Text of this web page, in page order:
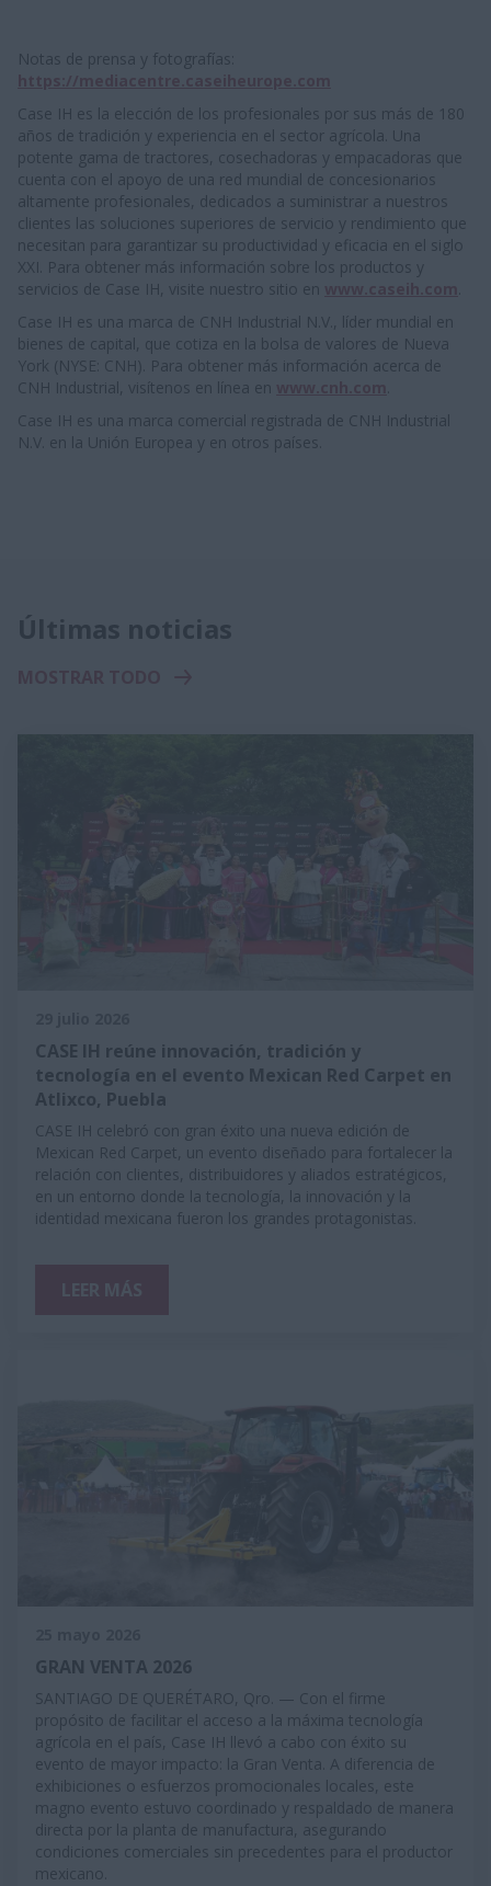
Notas de prensa y fotografías:
Case IH es la elección de los profesionales por sus más de 180
años de tradición y experiencia en el sector agrícola. Una
potente gama de tractores, cosechadoras y empacadoras que
cuenta con el apoyo de una red mundial de concesionarios
altamente profesionales, dedicados a suministrar a nuestros
clientes las soluciones superiores de servicio y rendimiento que
necesitan para garantizar su productividad y eficacia en el siglo
XXI. Para obtener más información sobre los productos y
servicios de Case IH, visite nuestro sitio en
Case IH es una marca de CNH Industrial N.V., líder mundial en
bienes de capital, que cotiza en la bolsa de valores de Nueva
York (NYSE: CNH). Para obtener más información acerca de
CNH Industrial, visítenos en línea en
Case IH es una marca comercial registrada de CNH Industrial
N.V. en la Unión Europea y en otros países.
Últimas noticias
CASE IH reúne innovación, tradición y
tecnología en el evento Mexican Red Carpet en
Atlixco, Puebla
CASE IH celebró con gran éxito una nueva edición de
Mexican Red Carpet, un evento diseñado para fortalecer la
relación con clientes, distribuidores y aliados estratégicos,
en un entorno donde la tecnología, la innovación y la
identidad mexicana fueron los grandes protagonistas.
GRAN VENTA 2026
SANTIAGO DE QUERÉTARO, Qro. — Con el firme
propósito de facilitar el acceso a la máxima tecnología
agrícola en el país, Case IH llevó a cabo con éxito su
evento de mayor impacto: la Gran Venta. A diferencia de
exhibiciones o esfuerzos promocionales locales, este
magno evento estuvo coordinado y respaldado de manera
directa por la planta de manufactura, asegurando
condiciones comerciales sin precedentes para el productor
mexicano.